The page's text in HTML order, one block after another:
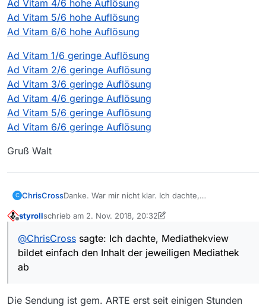
Ad Vitam 4/6 hohe Auflösung
Ad Vitam 5/6 hohe Auflösung
Ad Vitam 6/6 hohe Auflösung
Ad Vitam 1/6 geringe Auflösung
Ad Vitam 2/6 geringe Auflösung
Ad Vitam 3/6 geringe Auflösung
Ad Vitam 4/6 geringe Auflösung
Ad Vitam 5/6 geringe Auflösung
Ad Vitam 6/6 geringe Auflösung
Gruß Walt
C ChrisCrossDanke. War mir nicht klar. Ich dachte,
jeweiligen Mediathek ab.
styrollschrieb am 2. Nov. 2018, 20:32
zuletzt editiert von styroll11. Feb. 2018, 21:36
@ChrisCross sagte: Ich dachte, Mediathekview
bildet einfach den Inhalt der jeweiligen Mediathek
ab
Die Sendung ist gem. ARTE erst seit einigen Stunden